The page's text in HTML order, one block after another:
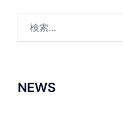
NEWS